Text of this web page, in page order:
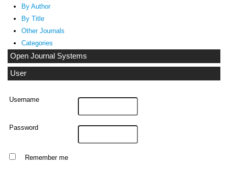
By Author
By Title
Other Journals
Categories
Open Journal Systems
User
Username
Password
Remember me